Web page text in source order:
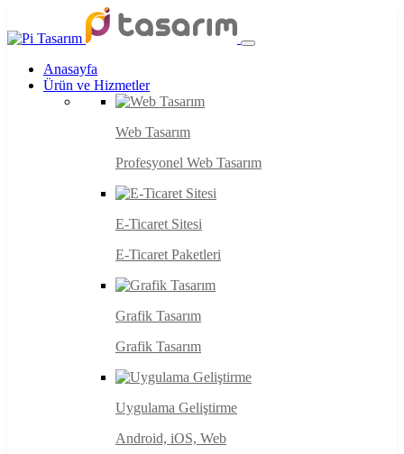
Anasayfa
Ürün ve Hizmetler
Web Tasarım
Profesyonel Web Tasarım
E-Ticaret Sitesi
E-Ticaret Paketleri
Grafik Tasarım
Grafik Tasarım
Uygulama Geliştirme
Android, iOS, Web